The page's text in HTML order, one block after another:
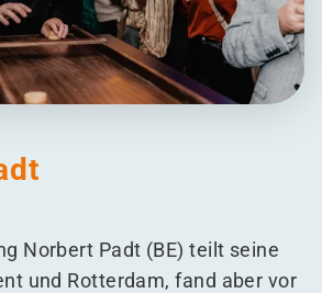
Norbert Padt (BE) teilt seine
und Rotterdam, fand aber vor